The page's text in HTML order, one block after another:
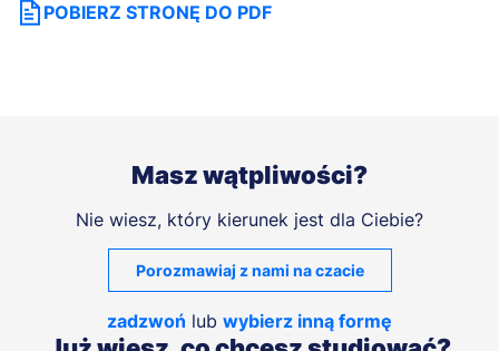
POBIERZ STRONĘ DO PDF
Masz wątpliwości?
Nie wiesz, który kierunek jest dla Ciebie?
Porozmawiaj z nami na czacie
zadzwoń lub wybierz inną formę